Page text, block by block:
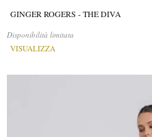
GINGER ROGERS - THE DIVA
Disponibilità limitata
VISUALIZZA